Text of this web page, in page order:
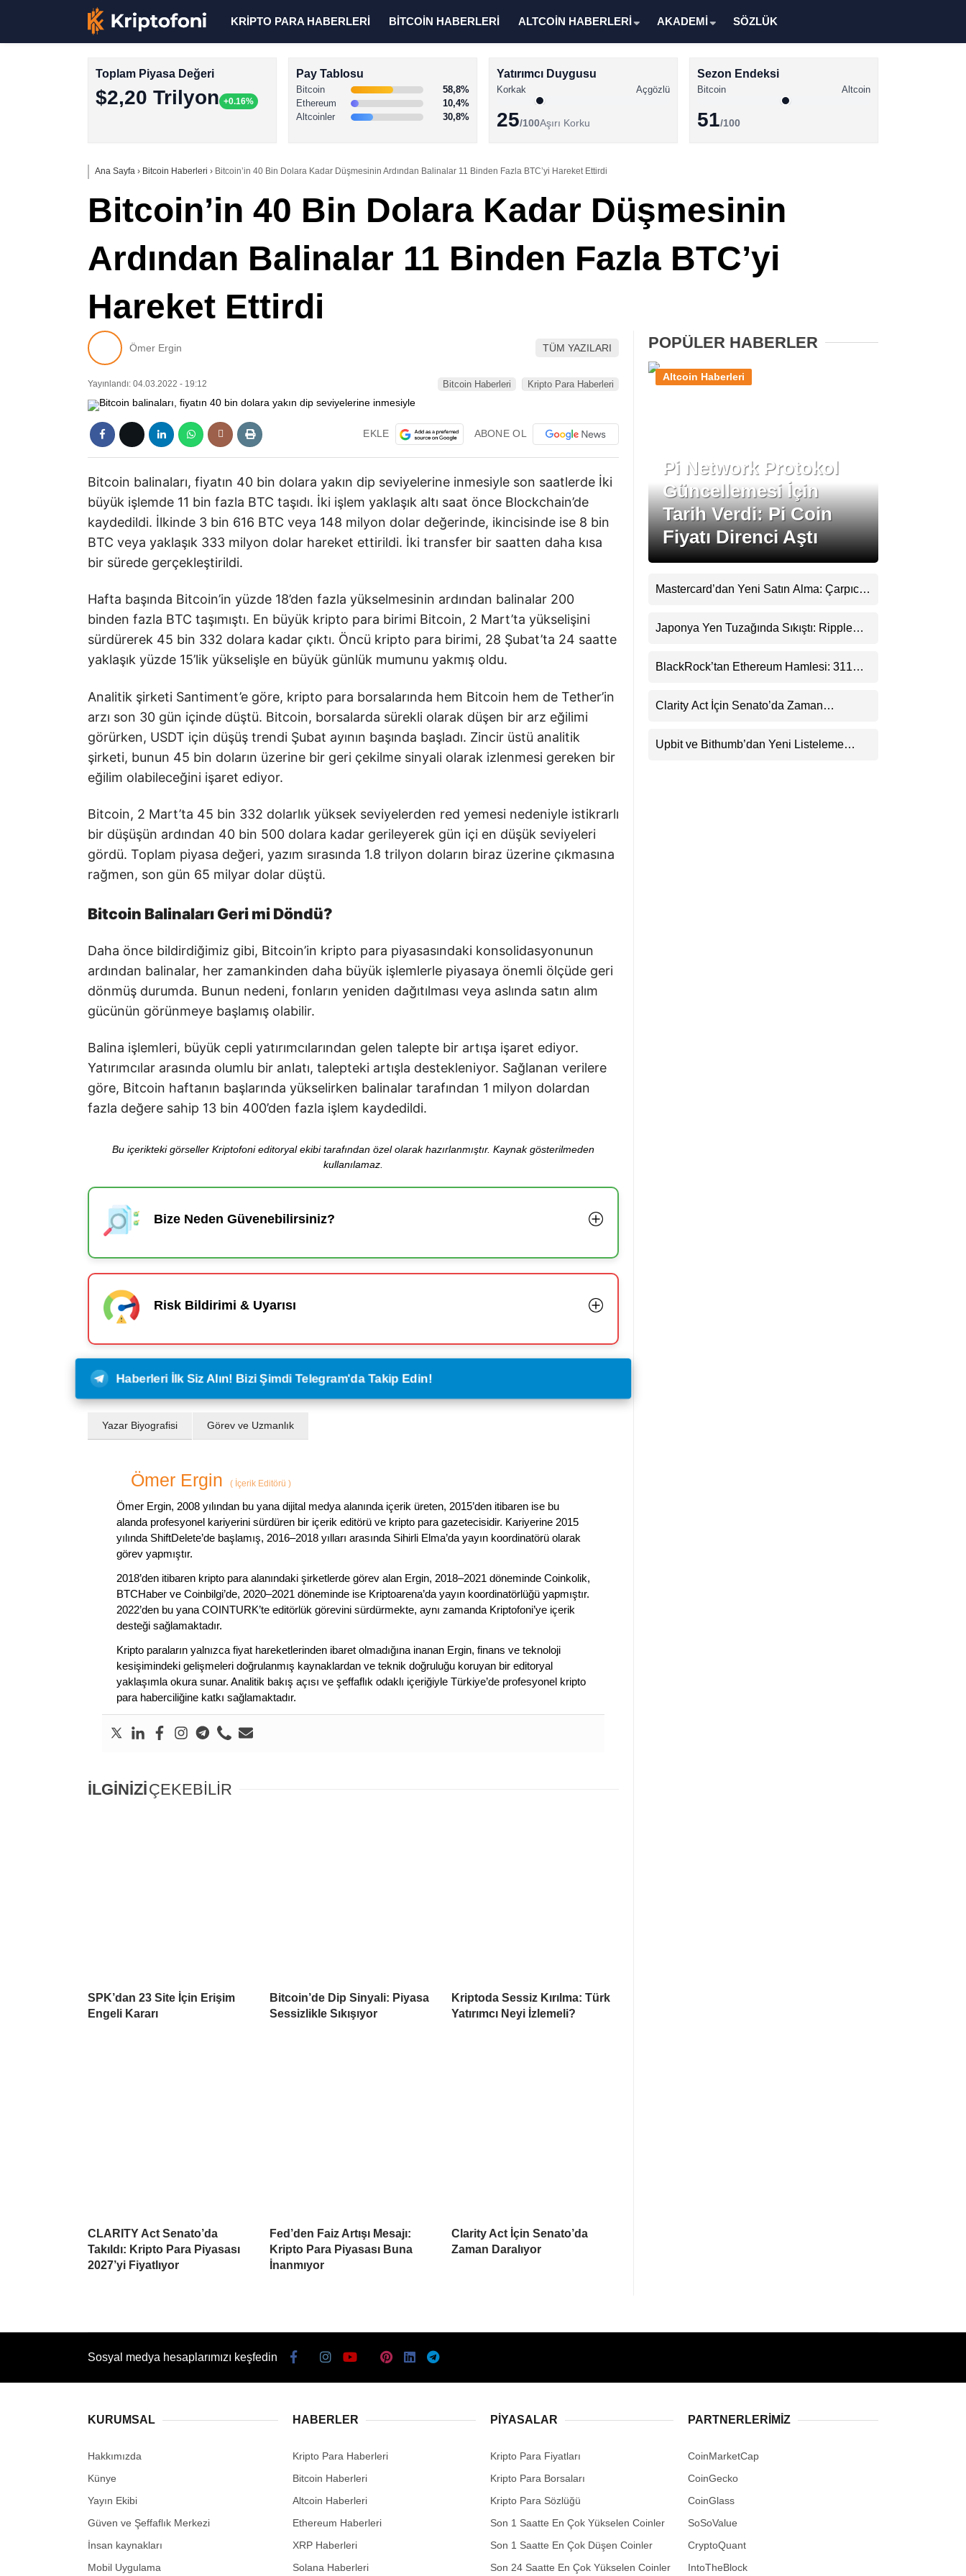
Stablecoin Haberleri
KRİPTO PARA HABERLERİ BİTCOİN HABERLERİ ALTCOİN HABERLERİ AKADEMİ SÖZLÜK
Toplam Piyasa Değeri
$2,20 Trilyon +0.16%
Pay Tablosu
Bitcoin
58,8%
Ethereum
10,4%
Altcoinler
30,8%
Yatırımcı Duygusu
Korkak Açgözlü
25/100Aşırı Korku
Sezon Endeksi
Bitcoin Altcoin
51/100
Ana Sayfa › Bitcoin Haberleri › Bitcoin’in 40 Bin Dolara Kadar Düşmesinin Ardından Balinalar 11 Binden Fazla BTC’yi Hareket Ettirdi
Bitcoin’in 40 Bin Dolara Kadar Düşmesinin
Ardından Balinalar 11 Binden Fazla BTC’yi
Hareket Ettirdi
Ömer Ergin TÜM YAZILARI
Yayınlandı: 04.03.2022 - 19:12 Bitcoin Haberleri Kripto Para Haberleri
EKLE ABONE OL
Bitcoin balinaları, fiyatın 40 bin dolara yakın dip seviyelerine inmesiyle son saatlerde İki
büyük işlemde 11 bin fazla BTC taşıdı. İki işlem yaklaşık altı saat önce Blockchain’de
kaydedildi. İlkinde 3 bin 616 BTC veya 148 milyon dolar değerinde, ikincisinde ise 8 bin
BTC veya yaklaşık 333 milyon dolar hareket ettirildi. İki transfer bir saatten daha kısa
bir sürede gerçekleştirildi.
Hafta başında Bitcoin’in yüzde 18’den fazla yükselmesinin ardından balinalar 200
binden fazla BTC taşımıştı. En büyük kripto para birimi Bitcoin, 2 Mart’ta yükselişini
sürdürerek 45 bin 332 dolara kadar çıktı. Öncü kripto para birimi, 28 Şubat’ta 24 saatte
yaklaşık yüzde 15’lik yükselişle en büyük günlük mumunu yakmış oldu.
Analitik şirketi Santiment’e göre, kripto para borsalarında hem Bitcoin hem de Tether’in
arzı son 30 gün içinde düştü. Bitcoin, borsalarda sürekli olarak düşen bir arz eğilimi
görürken, USDT için düşüş trendi Şubat ayının başında başladı. Zincir üstü analitik
şirketi, bunun 45 bin doların üzerine bir geri çekilme sinyali olarak izlenmesi gereken bir
eğilim olabileceğini işaret ediyor.
Bitcoin, 2 Mart’ta 45 bin 332 dolarlık yüksek seviyelerden red yemesi nedeniyle istikrarlı
bir düşüşün ardından 40 bin 500 dolara kadar gerileyerek gün içi en düşük seviyeleri
gördü. Toplam piyasa değeri, yazım sırasında 1.8 trilyon doların biraz üzerine çıkmasına
rağmen, son gün 65 milyar dolar düştü.
Bitcoin Balinaları Geri mi Döndü?
Daha önce bildirdiğimiz gibi, Bitcoin’in kripto para piyasasındaki konsolidasyonunun
ardından balinalar, her zamankinden daha büyük işlemlerle piyasaya önemli ölçüde geri
dönmüş durumda. Bunun nedeni, fonların yeniden dağıtılması veya aslında satın alım
gücünün görünmeye başlamış olabilir.
Balina işlemleri, büyük cepli yatırımcılarından gelen talepte bir artışa işaret ediyor.
Yatırımcılar arasında olumlu bir anlatı, talepteki artışla destekleniyor. Sağlanan verilere
göre, Bitcoin haftanın başlarında yükselirken balinalar tarafından 1 milyon dolardan
fazla değere sahip 13 bin 400’den fazla işlem kaydedildi.
Bu içerikteki görseller Kriptofoni editoryal ekibi tarafından özel olarak hazırlanmıştır. Kaynak gösterilmeden
kullanılamaz.
Bize Neden Güvenebilirsiniz?
Risk Bildirimi & Uyarısı
Haberleri İlk Siz Alın! Bizi Şimdi Telegram'da Takip Edin!
Yazar Biyografisi Görev ve Uzmanlık
Ömer Ergin ( İçerik Editörü )
Ömer Ergin, 2008 yılından bu yana dijital medya alanında içerik üreten, 2015’den itibaren ise bu
alanda profesyonel kariyerini sürdüren bir içerik editörü ve kripto para gazetecisidir. Kariyerine 2015
yılında ShiftDelete’de başlamış, 2016–2018 yılları arasında Sihirli Elma’da yayın koordinatörü olarak
görev yapmıştır.
2018’den itibaren kripto para alanındaki şirketlerde görev alan Ergin, 2018–2021 döneminde Coinkolik,
BTCHaber ve Coinbilgi’de, 2020–2021 döneminde ise Kriptoarena’da yayın koordinatörlüğü yapmıştır.
2022’den bu yana COINTURK’te editörlük görevini sürdürmekte, aynı zamanda Kriptofoni’ye içerik
desteği sağlamaktadır.
Kripto paraların yalnızca fiyat hareketlerinden ibaret olmadığına inanan Ergin, finans ve teknoloji
kesişimindeki gelişmeleri doğrulanmış kaynaklardan ve teknik doğruluğu koruyan bir editoryal
yaklaşımla okura sunar. Analitik bakış açısı ve şeffaflık odaklı içeriğiyle Türkiye’de profesyonel kripto
para haberciliğine katkı sağlamaktadır.
İLGİNİZİÇEKEBİLİR
SPK’dan 23 Site İçin Erişim
Engeli Kararı
Bitcoin’de Dip Sinyali: Piyasa
Sessizlikle Sıkışıyor
Kriptoda Sessiz Kırılma: Türk
Yatırımcı Neyi İzlemeli?
CLARITY Act Senato’da
Takıldı: Kripto Para Piyasası
2027’yi Fiyatlıyor
Fed’den Faiz Artışı Mesajı:
Kripto Para Piyasası Buna
İnanmıyor
Clarity Act İçin Senato’da
Zaman Daralıyor
POPÜLER HABERLER
Pi Network Protokol
Güncellemesi İçin
Tarih Verdi: Pi Coin
Fiyatı Direnci Aştı
Altcoin Haberleri
Mastercard’dan Yeni Satın Alma: Çarpıcı
Japonya Yen Tuzağında Sıkıştı: Ripple
BlackRock’tan Ethereum Hamlesi: 311
Clarity Act İçin Senato’da Zaman
Upbit ve Bithumb’dan Yeni Listeleme
Sosyal medya hesaplarımızı keşfedin
KURUMSAL
Hakkımızda
Künye
Yayın Ekibi
Güven ve Şeffaflık Merkezi
İnsan kaynakları
Mobil Uygulama
HABERLER
Kripto Para Haberleri
Bitcoin Haberleri
Altcoin Haberleri
Ethereum Haberleri
XRP Haberleri
Solana Haberleri
PIYASALAR
Kripto Para Fiyatları
Kripto Para Borsaları
Kripto Para Sözlüğü
Son 1 Saatte En Çok Yükselen Coinler
Son 1 Saatte En Çok Düşen Coinler
Son 24 Saatte En Çok Yükselen Coinler
PARTNERLERIMIZ
CoinMarketCap
CoinGecko
CoinGlass
SoSoValue
CryptoQuant
IntoTheBlock